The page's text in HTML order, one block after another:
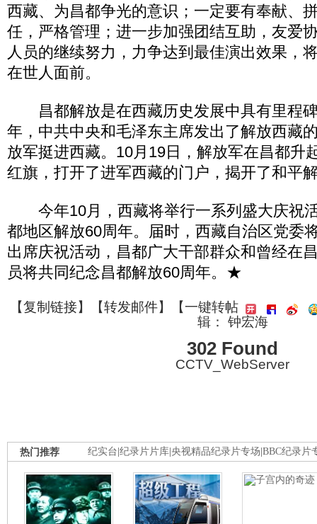
西藏、为昌都争光的意识；一定要有奉献、
任，严格管理；进一步加强团结互助，友爱
人员的继续努力，力争达到最佳演出效果，
在世人面前。
昌都解放是在西藏历史发展中具有里程
年，中共中央和毛泽东主席发出了解放西藏
放军挺进西藏。10月19日，解放军在昌都升
红旗，打开了进军西藏的门户，揭开了和平
今年10月，西藏将举行一系列盛大庆祝
都地区解放60周年。届时，西藏自治区党委
出席庆祝活动，昌都广大干部群众和曾经在
员将共同纪念昌都解放60周年。★
【复制链接】【转发邮件】
【一键转帖
辑： 钟宏海
302 Found
CCTV_WebServer
纪实台 纪录片片库 央视精品纪录片专场 BBC纪录片
热门推荐